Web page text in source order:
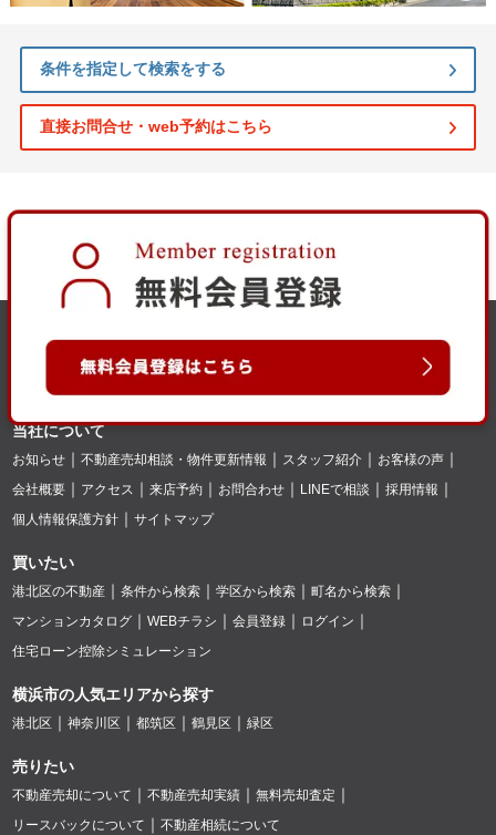
条件を指定して検索をする
直接お問合せ・web予約はこちら
当社について
お知らせ 不動産売却相談・物件更新情報 スタッフ紹介
お客様の声
会社概要
アクセス 来店予約 お問合わせ LINEで相談
採用情報
個人情報保護方針
サイトマップ
買いたい
港北区の不動産 条件から検索 学区から検索
町名から検索
マンションカタログ
WEBチラシ 会員登録
ログイン
住宅ローン控除シミュレーション
横浜市の人気エリアから探す
港北区 神奈川区 都筑区 鶴見区 緑区
売りたい
不動産売却について 不動産売却実績
無料売却査定
リースバックについて
不動産相続について